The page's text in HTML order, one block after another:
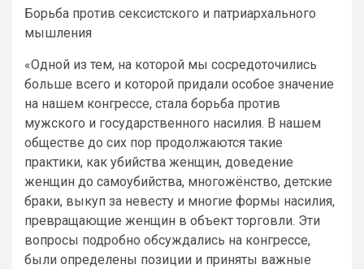
Борьба против сексистского и патриархального
мышления
«Одной из тем, на которой мы сосредоточились
больше всего и которой придали особое значение
на нашем конгрессе, стала борьба против
мужского и государственного насилия. В нашем
обществе до сих пор продолжаются такие
практики, как убийства женщин, доведение
женщин до самоубийства, многожёнство, детские
браки, выкуп за невесту и многие формы насилия,
превращающие женщин в объект торговли. Эти
вопросы подробно обсуждались на конгрессе,
были определены позиции и приняты важные